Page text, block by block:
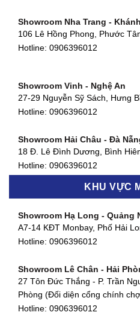
Showroom Quận 11 - TP. HCM
Showroom Quận 4 - TP. HCM
127 Khánh Hội, Phường 3,
Showroom Quận 7 - TP. HCM
877 Huỳnh Tấn Phát, Phú
Hotline:0906396012
580 Phan Văn Trị, Phường 7,
Hotline:0906396012
90 Đ. Cộng Hòa, Phường 4,
Hotline:0906396012
Showroom Nha Trang -
106 Lê Hồng Phong, Phước
Hotline: 0906396012
Showroom Vinh - Nghệ An
27-29 Nguyễn Sỹ Sách, Hưng
Hotline: 0906396012
Showroom Hải Châu - Đà
18 Đ. Lê Đình Dương, Bình
Hotline: 0906396012
Showroom Thanh Khê - Đà
Hotline:0906396012
Showroom Cẩm Lệ - Đà Nẵng
Hotline:0906396012
Showroom Huế
54 Hùng Vương, Phú Hội,
KHU VỰC
Showroom Hạ Long - Quảng
A7-14 KĐT Monbay, Phố Hải
Hotline: 0906396012
Showroom Lê Chân - Hải
27 Tôn Đức Thắng - P. Trần
Phòng (Đối diện cổng chính
Hotline: 0906396012